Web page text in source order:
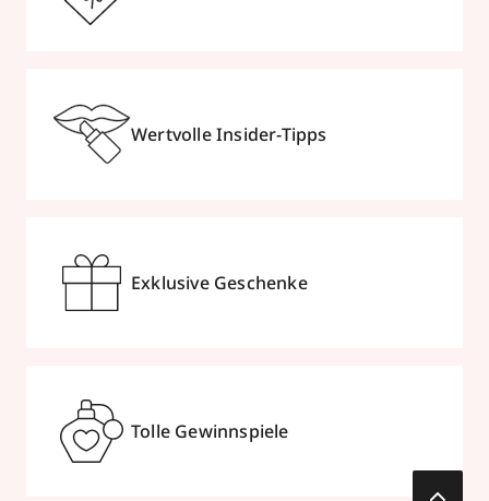
Wertvolle Insider-Tipps
Exklusive Geschenke
Tolle Gewinnspiele